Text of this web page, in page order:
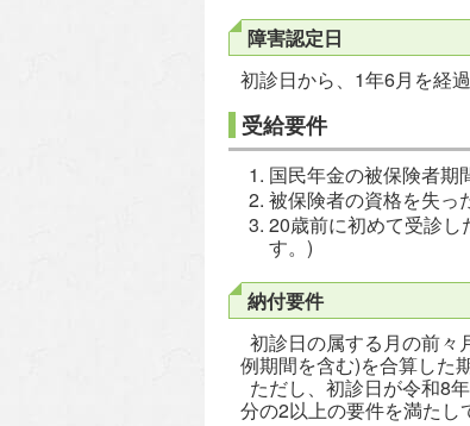
障害認定日
初診日から、1年6月を経
受給要件
国民年金の被保険者期
被保険者の資格を失っ
20歳前に初めて受診し
す。)
納付要件
初診日の属する月の前々
例期間を含む)を合算した
ただし、初診日が令和8
分の2以上の要件を満たし